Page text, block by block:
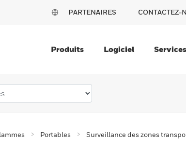
PARTENAIRES CONTACTEZ-
Produits Logiciel Services
Portables Surveillance des zones